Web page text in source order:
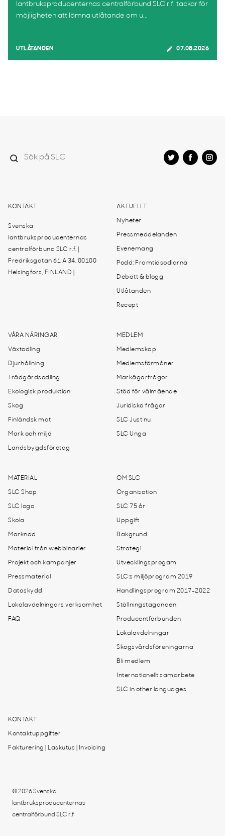
lantbruksproducenternas centralförbund SLC r.f. tackar för
möjligheten att lämna utlåtande om u...
UTLÅTANDEN 07.08.2026
KONTAKT
Svenska
lantbruksproducenternas
centralförbund SLC r.f. |
Fredriksgatan 61 A 34, 00100
Helsingfors, FINLAND |
AKTUELLT
Nyheter
Pressmeddelanden
Evenemang
Podd: Framtidsodlarna
Debatt & blogg
Utlåtanden
Recept
VÅRA NÄRINGAR
Växtodling
Djurhållning
Trädgårdsodling
Ekologisk produktion
Skog
Finländsk mat
Mark och miljö
Landsbygdsföretag
MEDLEM
Medlemskap
Medlemsförmåner
Markägarfrågor
Stöd för välmående
Juridiska frågor
SLC Just nu
SLC Unga
MATERIAL
SLC Shop
SLC logo
Skola
Marknad
Material från webbinarier
Projekt och kampanjer
Pressmaterial
Dataskydd
Lokalavdelningars verksamhet
FAQ
OM SLC
Organisation
SLC 75 år
Uppgift
Bakgrund
Strategi
Utvecklingsprogam
SLC:s miljöprogram 2019
Handlingsprogram 2017-2022
Ställningstaganden
Producentförbunden
Lokalavdelningar
Skogsvårdsföreningarna
Bli medlem
Internationellt samarbete
SLC in other languages
KONTAKT
Kontaktuppgifter
Fakturering | Laskutus | Invoicing
© 2026 Svenska
lantbruksproducenternas
centralförbund SLC r.f